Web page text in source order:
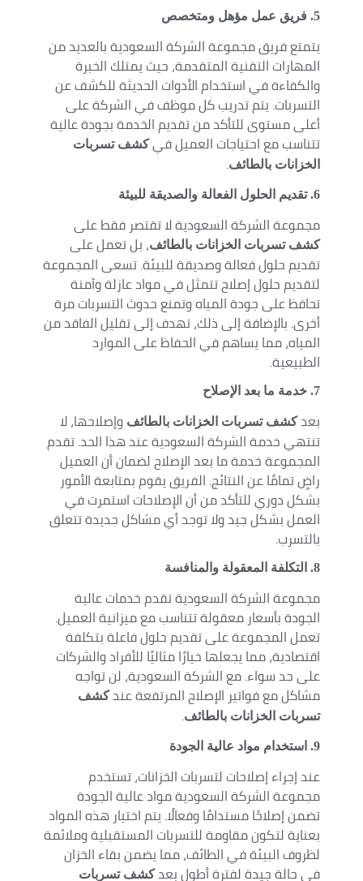
5. فريق عمل مؤهل ومتخصص
يتمتع فريق مجموعة الشركة السعودية بالعديد من
المهارات التقنية المتقدمة، حيث يمتلك الخبرة
والكفاءة في استخدام الأدوات الحديثة للكشف عن
التسربات. يتم تدريب كل موظف في الشركة على
أعلى مستوى للتأكد من تقديم الخدمة بجودة عالية
تتناسب مع احتياجات العميل فيكشف تسربات
الخزانات بالطائف.
6. تقديم الحلول الفعالة والصديقة للبيئة
مجموعة الشركة السعودية لا تقتصر فقط على
كشف تسربات الخزانات بالطائف، بل تعمل على
تقديم حلول فعالة وصديقة للبيئة. تسعى المجموعة
لتقديم حلول إصلاح تتمثل في مواد عازلة وآمنة
تحافظ على جودة المياه وتمنع حدوث التسربات مرة
أخرى. بالإضافة إلى ذلك، تهدف إلى تقليل الفاقد من
المياه، مما يساهم في الحفاظ على الموارد
الطبيعية.
7. خدمة ما بعد الإصلاح
بعدكشف تسربات الخزانات بالطائف وإصلاحها، لا
تنتهي خدمة الشركة السعودية عند هذا الحد. تقدم
المجموعة خدمة ما بعد الإصلاح لضمان أن العميل
راضٍ تمامًا عن النتائج. الفريق يقوم بمتابعة الأمور
بشكل دوري للتأكد من أن الإصلاحات استمرت في
العمل بشكل جيد ولا توجد أي مشاكل جديدة تتعلق
بالتسرب.
8. التكلفة المعقولة والمنافسة
مجموعة الشركة السعودية تقدم خدمات عالية
الجودة بأسعار معقولة تتناسب مع ميزانية العميل.
تعمل المجموعة على تقديم حلول فاعلة بتكلفة
اقتصادية، مما يجعلها خيارًا مثاليًا للأفراد والشركات
على حد سواء. مع الشركة السعودية، لن تواجه
مشاكل مع فواتير الإصلاح المرتفعة عندكشف
تسربات الخزانات بالطائف.
9. استخدام مواد عالية الجودة
عند إجراء إصلاحات لتسربات الخزانات، تستخدم
مجموعة الشركة السعودية مواد عالية الجودة
تضمن إصلاحًا مستدامًا وفعالًا. يتم اختيار هذه المواد
بعناية لتكون مقاومة للتسربات المستقبلية وملائمة
لظروف البيئة في الطائف، مما يضمن بقاء الخزان
في حالة جيدة لفترة أطول بعدكشف تسربات